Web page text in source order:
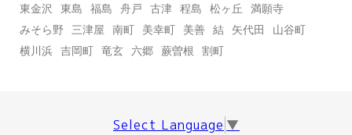
東金沢
東島 福島 舟戸 古津 程島 松ヶ丘
満願寺
みそら野
三津屋 南町 美幸町 美善 結 矢代田
山谷町
横川浜
吉岡町 竜玄 六郷 蕨曽根 割町
Select Language ▼